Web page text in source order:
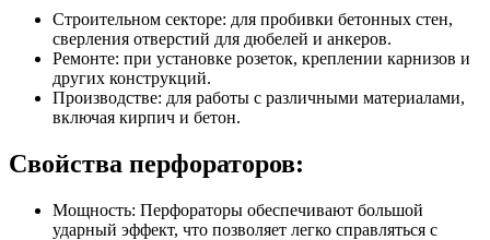
Строительном секторе: для пробивки бетонных стен,
сверления отверстий для дюбелей и анкеров.
Ремонте: при установке розеток, креплении карнизов и
других конструкций.
Производстве: для работы с различными материалами,
включая кирпич и бетон.
Свойства перфораторов:
Мощность: Перфораторы обеспечивают большой
ударный эффект, что позволяет легко справляться с